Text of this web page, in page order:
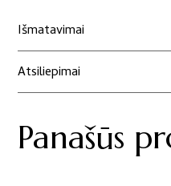
Išmatavimai
Atsiliepimai
Panašūs